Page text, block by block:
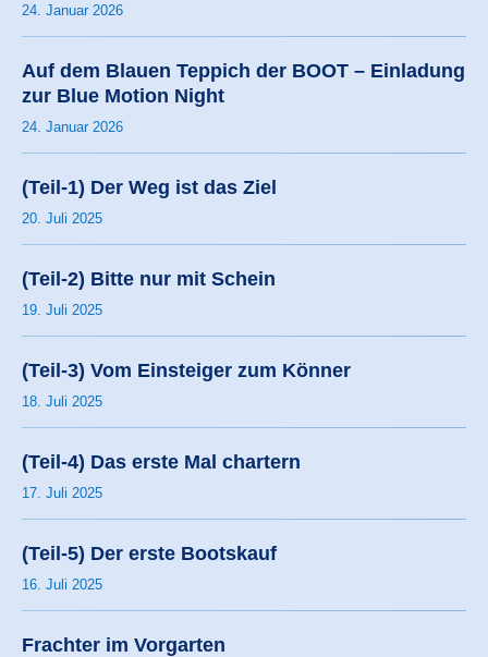
24. Januar 2026
Auf dem Blauen Teppich der BOOT – Einladung
zur Blue Motion Night
24. Januar 2026
(Teil-1) Der Weg ist das Ziel
20. Juli 2025
(Teil-2) Bitte nur mit Schein
19. Juli 2025
(Teil-3) Vom Einsteiger zum Könner
18. Juli 2025
(Teil-4) Das erste Mal chartern
17. Juli 2025
(Teil-5) Der erste Bootskauf
16. Juli 2025
Frachter im Vorgarten